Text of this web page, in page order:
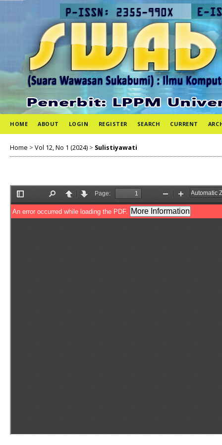
HOME ABOUT LOGIN REGISTER SEARCH CURRENT
Home > Vol 12, No 1 (2024) > Sulistiyawati